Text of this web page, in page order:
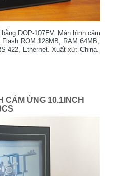
DOP-107EV. Màn hình cảm
ROM 128MB, RAM 64MB,
422, Ethernet. Xuất xứ: China.
CẢM ỨNG 10.1INCH